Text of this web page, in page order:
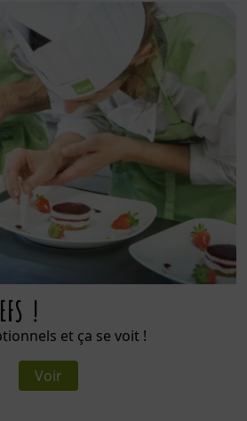
!
et ça se voit !
Voir